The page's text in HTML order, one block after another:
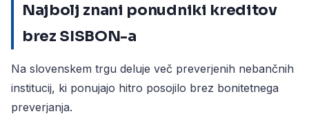
Najbolj znani ponudniki kreditov
brez SISBON-a
Na slovenskem trgu deluje več preverjenih nebančnih
institucij, ki ponujajo hitro posojilo brez bonitetnega
preverjanja.